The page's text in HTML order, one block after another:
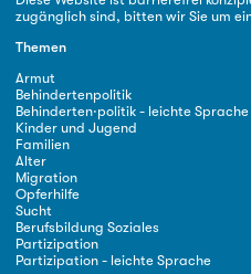
zugänglich sind, bitten wir Sie um
Themen
Armut
Behindertenpolitik
Behinderten·politik - leichte Sprache
Kinder und Jugend
Familien
Alter
Migration
Opferhilfe
Sucht
Berufsbildung Soziales
Partizipation
Partizipation - leichte Sprache